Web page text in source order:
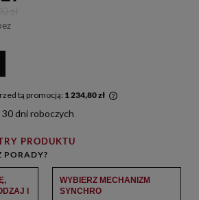
zł
tą promocją: 1 234,80 zł
krócej niż 30 dni,
cena od momentu, kiedy produkt
30 dni roboczych
PRODUKTU
PORADY?
I
WYBIERZ MECHANIZM
SYNCHRO